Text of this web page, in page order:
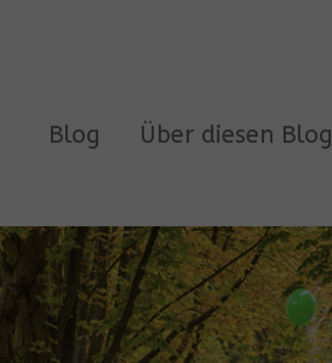
Blog Über diesen Blog